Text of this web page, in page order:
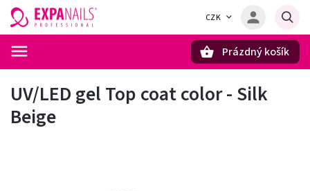
CZK
Prázdný košík
UV/LED gel Top coat color - Silk
Beige